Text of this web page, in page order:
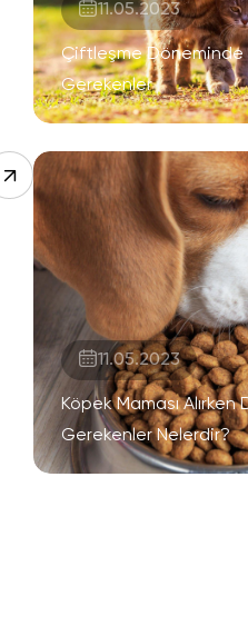
11.05.2023
Çiftleşme Döneminde
Gerekenler
11.05.2023
Köpek Maması
Gerekenler Nelerdir?